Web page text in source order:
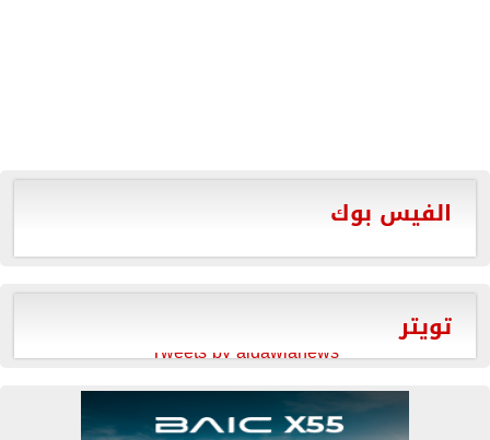
الفيس بوك
تويتر
Tweets by aldawlanews